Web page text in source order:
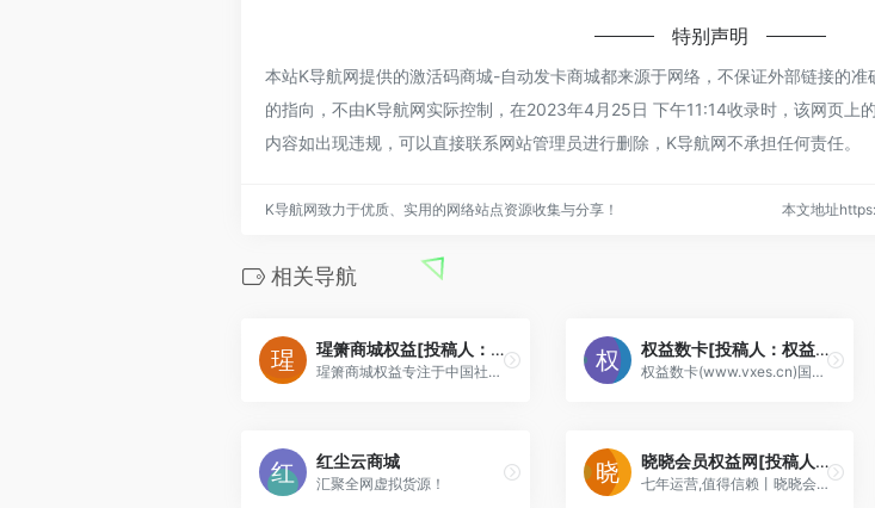
特别声明
本站K导航网提供的激活码商城-自动发卡商城都来源于网络，不保证外部链接的
的指向，不由K导航网实际控制，在2023年4月25日 下午11:14收录时，该网页上
内容如出现违规，可以直接联系网站管理员进行删除，K导航网不承担任何责任。
K导航网致力于优质、实用的网络站点资源收集与分享！ 本文地址
相关导航
瑆箫商城权益[投稿人：瑆箫,联系：2228293408]
瑆箫商城权益专注于中国社交媒体营销服务，是国内领先的一站式服务分发营销平台，提供一站式SaaS服务，专业解决营销推广过程中瞬息万变的运营痛点，为广大网友提供最低
权益数卡[投稿人：权益数卡,联系：M1ccoc]
权益数卡(www.vxes.cn)国内领先的数字权益卡券终端源头渠道，致力于为个人和企业以及电商提供数字权益产品，覆盖餐饮代下、视频影音会员、美食餐饮优惠券、视
红尘云商城
汇聚全网虚拟货源！
晓晓会员权益网[投稿人：晓晓会员,联系：2317966723@qq.com]
七年运营,值得信赖丨晓晓会员权益网(hy.ziyuanting.com)专注提供各类虚拟权益低价会员充值、批发、分销API对接的一手货源渠道平台